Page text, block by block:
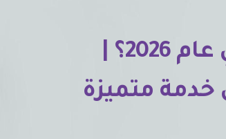
ما هو سعر رسم القلب في عام 2026؟ |
متميزة